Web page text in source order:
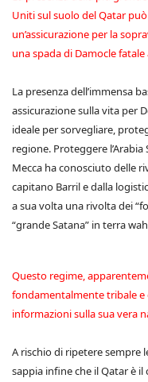
Uniti sul suolo del Qatar
un’assicurazione per la
una spada di Damocle
La presenza dell’immensa
assicurazione sulla vita per
ideale per sorvegliare,
regione. Proteggere l’Arabia
Mecca ha conosciuto delle
capitano Barril e dalla
a sua volta una rivolta dei
“grande Satana” in terra
Questo regime,
fondamentalmente tribale e
informazioni sulla sua vera
A rischio di ripetere sempre
sappia infine che il Qatar è